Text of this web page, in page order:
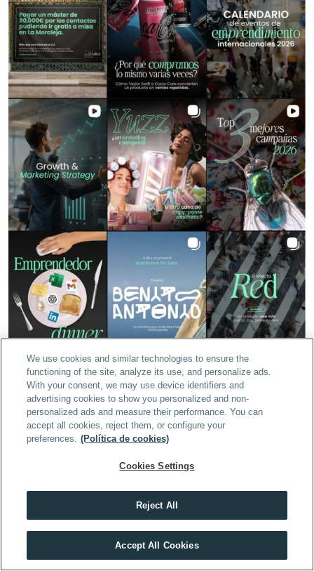
La publicidad en Instagram no reemplaza la
estrategia orgánica — la amplifica. Un anuncio bien
segmentado puede llevar tráfico a una publicación
que ya está funcionando bien orgánicamente,
HACER TEST
We use cookies and similar technologies to ensure the
functioning of the site, analyze its use, and personalize ads.
With your consent, we may use device identifiers and
advertising cookies to show you personalized and non-
personalized ads and measure their performance. You can
accept all cookies, reject them, or configure your
preferences. (Política de cookies)
Cookies Settings
Reject All
Accept All Cookies